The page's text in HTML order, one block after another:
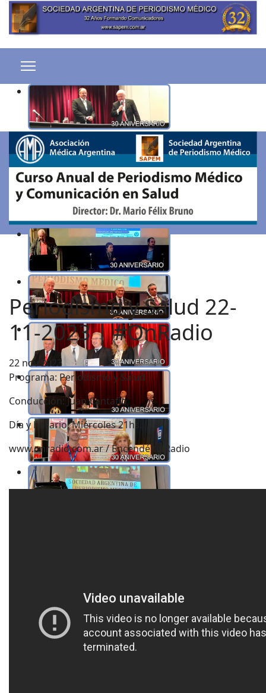
Periodismo y Salud 22-
11-2023 | #OnRadio
22 nov 2023
Programa: Periodismo y Salud
Conducción: Juan Cantafio
Día y horario: Miércoles 21hs.
www.onradio.com.ar / Encendé tu Radio